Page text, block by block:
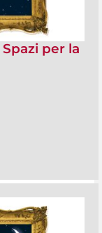
per la